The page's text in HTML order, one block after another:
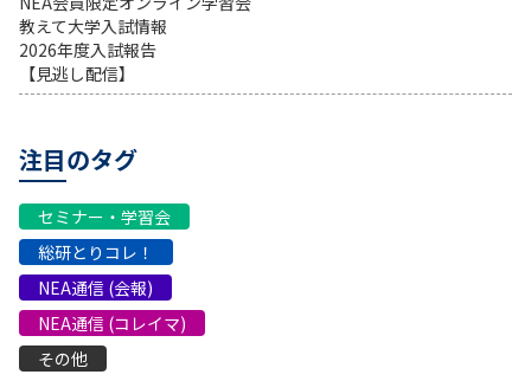
教えて大学入試情報
2026年度入試報告
【見逃し配信】
注目のタグ
セミナー・学習会
総研とりコレ！
NEA通信 (会報)
NEA通信 (コレイマ)
その他